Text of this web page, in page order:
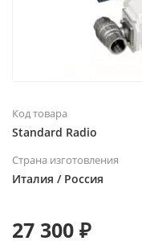
Код товара
Standard Radio
Страна изготовления
Италия / Россия
27 300 ₽